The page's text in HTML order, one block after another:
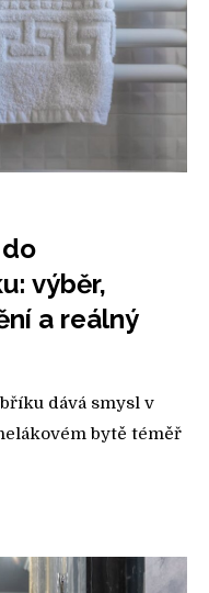
výběr,
a reálný
dává smysl v
bytě téměř